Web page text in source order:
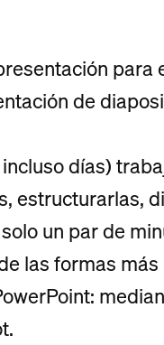
de
días)
estructurarlas,
un par de
las formas